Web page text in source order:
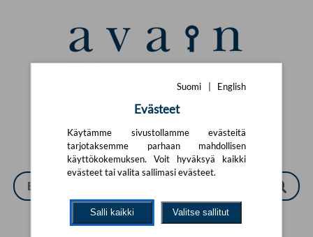
English
Suomi English
Evästeet
Käytämme sivustollamme evästeitä
tarjotaksemme parhaan mahdollisen
käyttökokemuksen. Voit hyväksyä kaikki
evästeet tai valita sallimasi evästeet.
Salli kaikki Valitse sallitut